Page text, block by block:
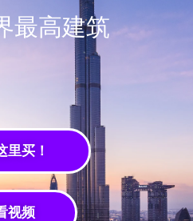
最高建筑
里买！
视频